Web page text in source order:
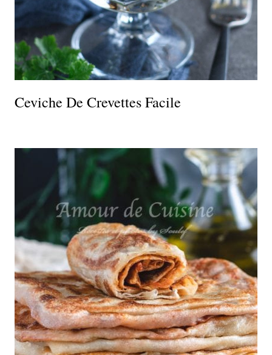
Ceviche De Crevettes Facile